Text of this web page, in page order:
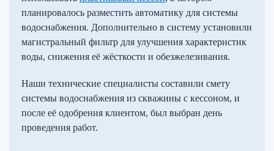
планировалось разместить автоматику для системы
водоснабжения. Дополнительно в систему установили
магистральный фильтр для улучшения характеристик
воды, снижения её жёсткости и обезжелезивания.
Наши технические специалисты составили смету
системы водоснабжения из скважины с кессоном, и
после её одобрения клиентом, был выбран день
проведения работ.